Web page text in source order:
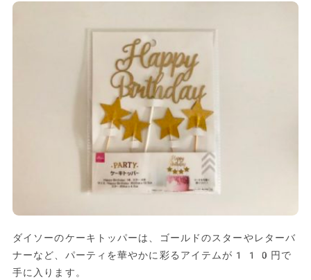
ダイソーのケーキトッパーは、ゴールドのスターやレターバ
ナーなど、パーティを華やかに彩るアイテムが110円で
手に入ります。